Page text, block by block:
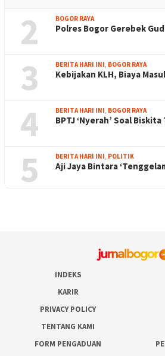
2 BOGOR RAYA
Polres Bogor Gerebek
3 BERITA HARI INI, BOGOR RAYA
Kebijakan KLH, Biaya
4 BERITA HARI INI, BOGOR RAYA
BPTJ ‘Nyerah’ Soal
5 BERITA HARI INI, POLITIK
Aji Jaya Bintara
INDEKS
KARIR
PRIVACY POLICY
TENTANG KAMI
FORM PENGADUAN